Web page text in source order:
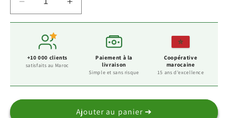
Réduire
la
Huile
essentielle
d&#39;eucalyptus
زيت
Augmenter
la
essentielle
d&#39;eucalyptus
زيت
الأوكالبتوس
+10 000 clients
satisfaits au Maroc
Paiement à la
livraison
Simple et sans risque
Coopérative
marocaine
15 ans d'excellence
Ajouter au panier ➔